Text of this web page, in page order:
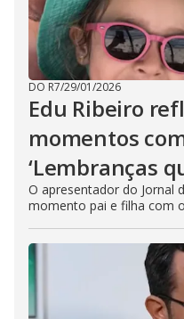
DO R7/29/01/2026
Edu Ribeiro
momentos
‘Lembranças
O apresentador do Jornal
momento pai e filha com